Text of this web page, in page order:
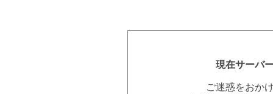
現在サーバ
ご迷惑をおか